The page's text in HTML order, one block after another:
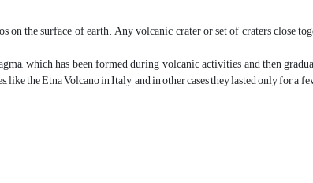
on the surface of earth. Any volcanic crater or set of craters close
which has been formed during volcanic activities and then
like the Etna Volcano in Italy, and in other cases they lasted only for a